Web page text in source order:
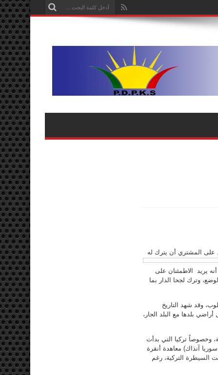
على المشتري أن يترك له
يريد الاطمئنان على
وترك لجحا الدار بما
وقد شهد التاريخ
بلدها مع البلد الجار،
وخصوصاً تركيا التي بدأت
الانتداب على سوريا آنذاك) معاهدة أنقرة
السيطرة التركية، رغم